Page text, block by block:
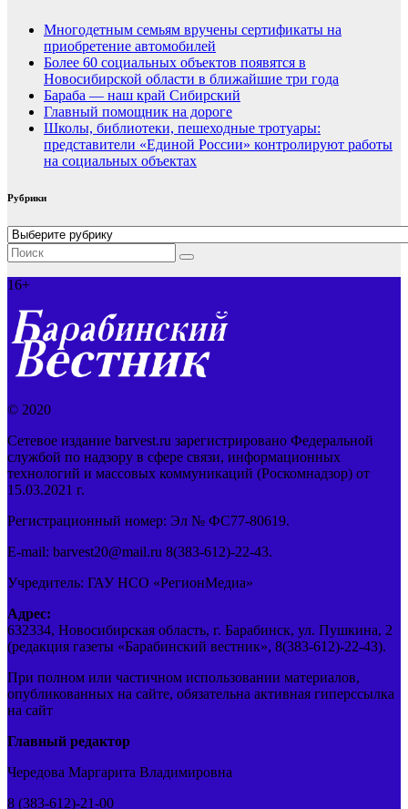
Многодетным семьям вручены сертификаты на
приобретение автомобилей
Более 60 социальных объектов появятся в
Новосибирской области в ближайшие три года
Бараба — наш край Сибирский
Главный помощник на дороге
Школы, библиотеки, пешеходные тротуары:
представители «Единой России» контролируют работы
на социальных объектах
Рубрики
Рубрики
16+
© 2020
Сетевое издание barvest.ru зарегистрировано Федеральной
службой по надзору в сфере связи, информационных
технологий и массовых коммуникаций (Роскомнадзор) от
15.03.2021 г.
Регистрационный номер: Эл № ФС77-80619.
E-mail: barvest20@mail.ru 8(383-612)-22-43.
Учредитель: ГАУ НСО «РегионМедиа»
Адрес:
632334, Новосибирская область, г. Барабинск, ул. Пушкина, 2
(редакция газеты «Барабинский вестник», 8(383-612)-22-43).
При полном или частичном использовании материалов,
опубликованных на сайте, обязательна активная гиперссылка
на сайт
Главный редактор
Чередова Маргарита Владимировна
8 (383-612)-21-00